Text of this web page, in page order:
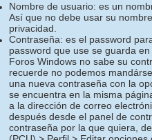
Nombre de usuario: es un
Así que no debe usar su
privacidad.
Contraseña: es el password
password que use se guarda
Foros Windows no sabe su
recuerde no podemos
una nueva contraseña con la
se encuentra en la misma
a la dirección de correo
después desde el panel de
contraseña por la que quiera,